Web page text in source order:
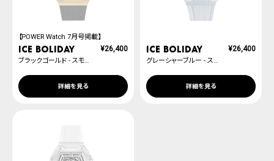
【POWER Watch 7月号掲載】
ICE boliday
ブラックゴールド - スモール
¥26,400
詳細を見る
ICE boliday
グレーシャーブルー - スモール
¥26,400
詳細を見る